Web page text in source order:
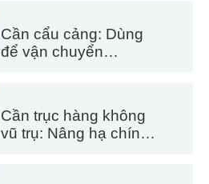
Cần cẩu cảng: Dùng
để vận chuyển
Cần trục hàng không
vũ trụ: Nâng hạ chính